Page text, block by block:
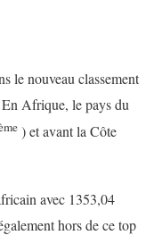
le nouveau classement
Afrique, le pays du
) et avant la Côte
avec 1353,04
hors de ce top